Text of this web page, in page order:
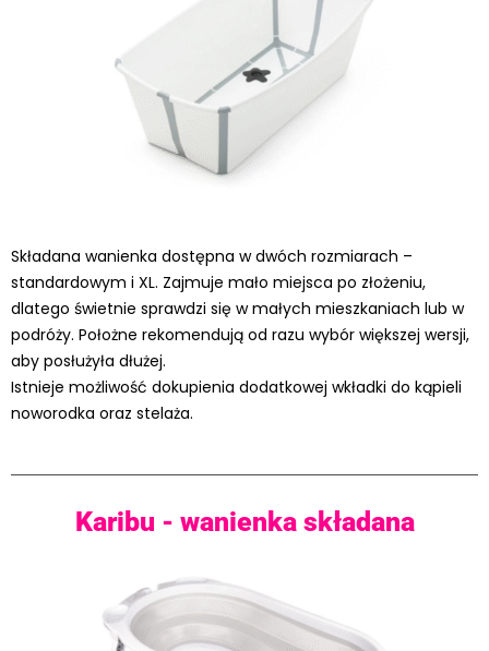
Składana wanienka dostępna w dwóch rozmiarach –
standardowym i XL. Zajmuje mało miejsca po złożeniu,
dlatego świetnie sprawdzi się w małych mieszkaniach lub w
podróży. Położne rekomendują od razu wybór większej wersji,
aby posłużyła dłużej.
Istnieje możliwość dokupienia dodatkowej wkładki do kąpieli
noworodka oraz stelaża.
Karibu - wanienka składana